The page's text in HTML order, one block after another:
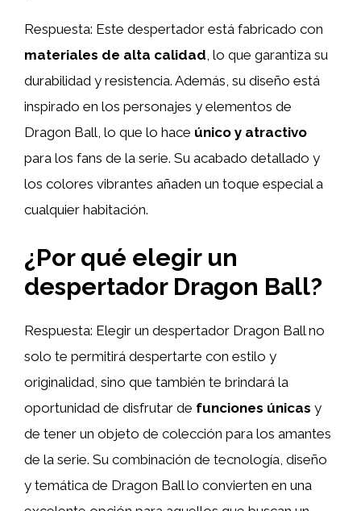
Respuesta: Este despertador está fabricado con
materiales de alta calidad, lo que garantiza su
durabilidad y resistencia. Además, su diseño está
inspirado en los personajes y elementos de
Dragon Ball, lo que lo hace único y atractivo
para los fans de la serie. Su acabado detallado y
los colores vibrantes añaden un toque especial a
cualquier habitación.
¿Por qué elegir un
despertador Dragon Ball?
Respuesta: Elegir un despertador Dragon Ball no
solo te permitirá despertarte con estilo y
originalidad, sino que también te brindará la
oportunidad de disfrutar de funciones únicas y
de tener un objeto de colección para los amantes
de la serie. Su combinación de tecnología, diseño
y temática de Dragon Ball lo convierten en una